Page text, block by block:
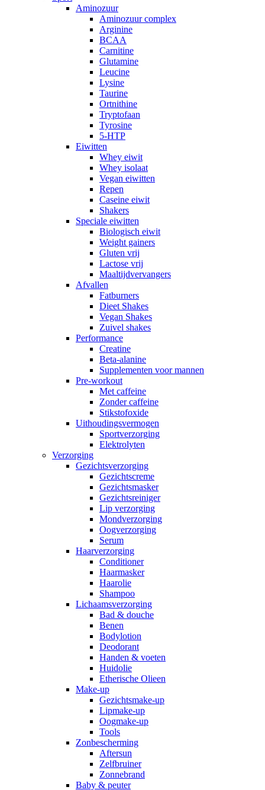
Aminozuur
Aminozuur complex
Arginine
BCAA
Carnitine
Glutamine
Leucine
Lysine
Taurine
Ortnithine
Tryptofaan
Tyrosine
5-HTP
Eiwitten
Whey eiwit
Whey isolaat
Vegan eiwitten
Repen
Caseine eiwit
Shakers
Speciale eiwitten
Biologisch eiwit
Weight gainers
Gluten vrij
Lactose vrij
Maaltijdvervangers
Afvallen
Fatburners
Dieet Shakes
Vegan Shakes
Zuivel shakes
Performance
Creatine
Beta-alanine
Supplementen voor mannen
Pre-workout
Met caffeine
Zonder caffeine
Stikstofoxide
Uithoudingsvermogen
Sportverzorging
Elektrolyten
Verzorging
Gezichtsverzorging
Gezichtscreme
Gezichtsmasker
Gezichtsreiniger
Lip verzorging
Mondverzorging
Oogverzorging
Serum
Haarverzorging
Conditioner
Haarmasker
Haarolie
Shampoo
Lichaamsverzorging
Bad & douche
Benen
Bodylotion
Deodorant
Handen & voeten
Huidolie
Etherische Olieen
Make-up
Gezichtsmake-up
Lipmake-up
Oogmake-up
Tools
Zonbescherming
Aftersun
Zelfbruiner
Zonnebrand
Baby & peuter